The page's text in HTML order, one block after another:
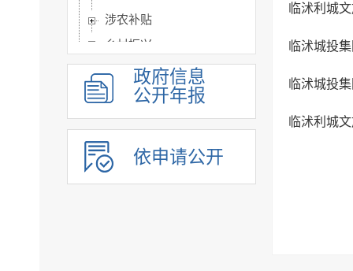
涉农补贴
乡村振兴
人事信息
建议提案办理
政务公开保障机制
公共企事业单位信息公开
政府信息
公开年报
依申请公开
临沭利城
临沭城投
临沭城投
临沭利城